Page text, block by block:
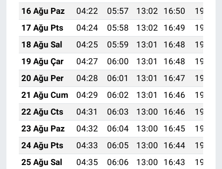
16 Ağu Paz
04:22 05:57 13:02 16:50
19:56
17 Ağu Pts
04:24 05:58 13:02 16:49
19:55
18 Ağu Sal
04:25 05:59 13:01 16:48
19:53
19 Ağu Çar
04:27 06:00 13:01 16:48
19:52
20 Ağu Per
04:28 06:01 13:01 16:47
19:51
21 Ağu Cum
04:29 06:02 13:01 16:46
19:49
22 Ağu Cts
04:31 06:03 13:00 16:46
19:48
23 Ağu Paz
04:32 06:04 13:00 16:45
19:46
24 Ağu Pts
04:33 06:05 13:00 16:44
19:45
25 Ağu Sal
04:35 06:06 13:00 16:43 19:43